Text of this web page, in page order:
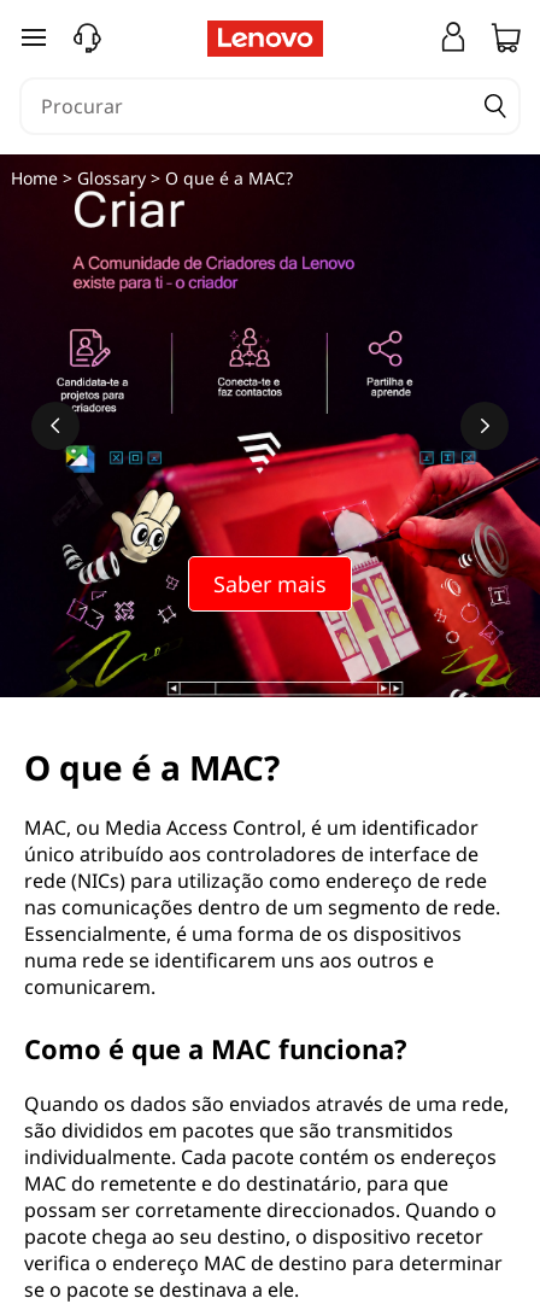
saltar para o conteúdo principal
Saber mais
Home> Glossary> O que é a MAC?
O que é a MAC?
MAC, ou Media Access Control, é um identificador
único atribuído aos controladores de interface de
rede (NICs) para utilização como endereço de rede
nas comunicações dentro de um segmento de rede.
Essencialmente, é uma forma de os dispositivos
numa rede se identificarem uns aos outros e
comunicarem.
Como é que a MAC funciona?
Quando os dados são enviados através de uma rede,
são divididos em pacotes que são transmitidos
individualmente. Cada pacote contém os endereços
MAC do remetente e do destinatário, para que
possam ser corretamente direccionados. Quando o
pacote chega ao seu destino, o dispositivo recetor
verifica o endereço MAC de destino para determinar
se o pacote se destinava a ele.